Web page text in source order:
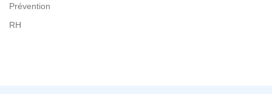
Prévention
RH